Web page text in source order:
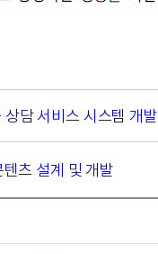
담 서비스 시스템 개발
츠 설계 및 개발